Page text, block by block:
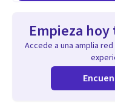
Empieza
Accede a una amplia